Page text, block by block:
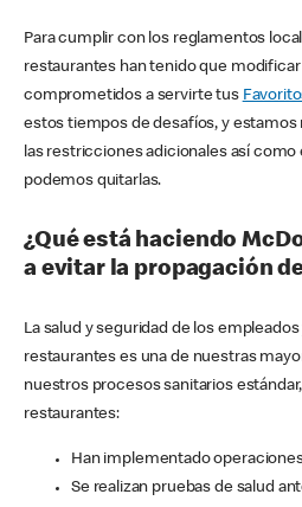
Para cumplir con los reglamentos
restaurantes han tenido que
comprometidos a servirte tus
estos tiempos de desafíos, y
las restricciones adicionales así
podemos quitarlas.
¿Qué está haciendo
a evitar la propagación
La salud y seguridad de los
restaurantes es una de nuestras
nuestros procesos sanitarios
restaurantes:
Han implementado
Se realizan pruebas de salud